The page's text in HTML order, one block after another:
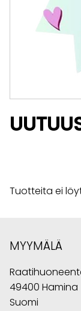
Tuotteita ei
MYYMÄLÄ
49400 Hamina
Suomi